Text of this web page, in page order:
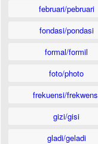
februari/pebruari
fondasi/pondasi
formal/formil
foto/photo
frekuensi/
gizi/gisi
gladi/geladi